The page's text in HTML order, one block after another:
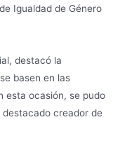
Igualdad de Género
destacó la
basen en las
esta ocasión, se pudo
creador de